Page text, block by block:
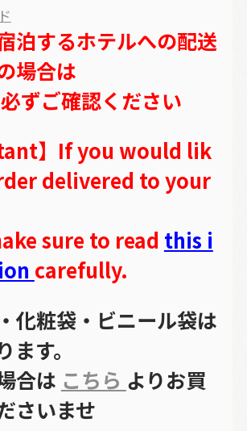
泊するホテルへの配送
場合は
ずご確認ください
】If you would lik
delivered to your
sure to read this i
carefully.
化粧袋・ビニール袋は
す。
合は こちら よりお買
さいませ